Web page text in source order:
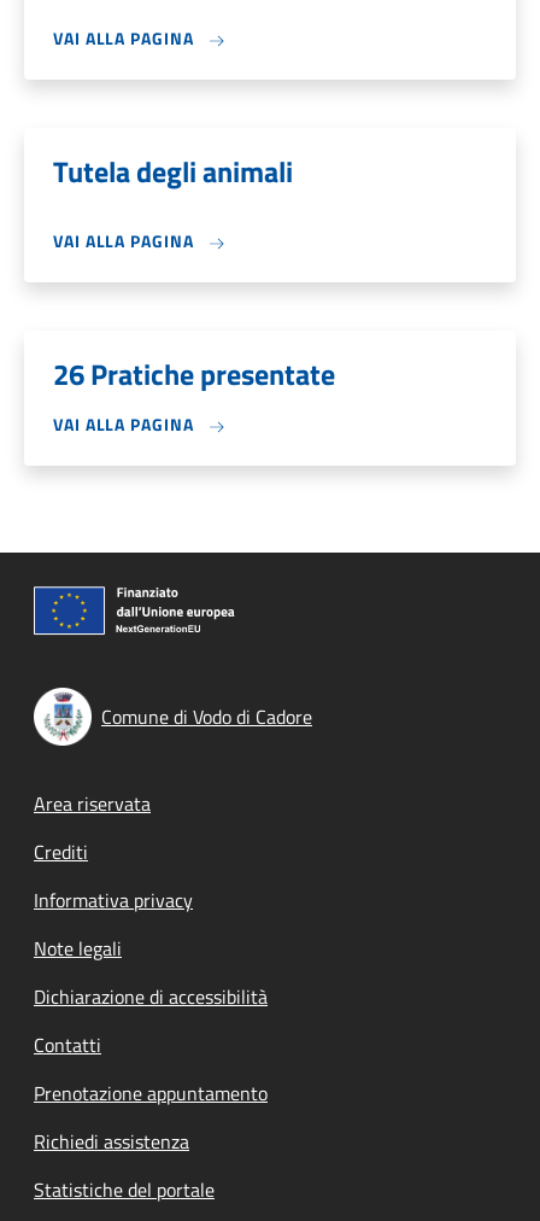
VAI ALLA PAGINA
Tutela degli animali
VAI ALLA PAGINA
26 Pratiche presentate
VAI ALLA PAGINA
Comune di Vodo di Cadore
Footer menu
Area riservata
Crediti
Informativa privacy
Note legali
Dichiarazione di accessibilità
Contatti
Prenotazione appuntamento
Richiedi assistenza
Statistiche del portale